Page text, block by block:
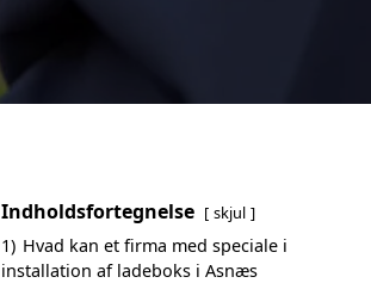
Indholdsfortegnelse skjul
1) Hvad kan et firma med speciale i
installation af ladeboks i Asnæs